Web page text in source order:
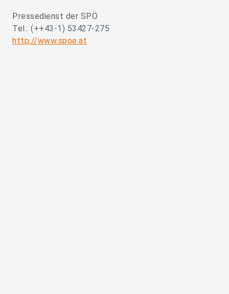
Pressedienst der SPÖ
Tel.: (++43-1) 53427-275
http://www.spoe.at